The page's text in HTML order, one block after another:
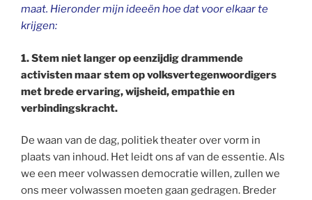
maat. Hieronder mijn ideeën hoe dat voor elkaar te
krijgen:
1. Stem niet langer op eenzijdig drammende
activisten maar stem op volksvertegenwoordigers
met brede ervaring, wijsheid, empathie en
verbindingskracht.
De waan van de dag, politiek theater over vorm in
plaats van inhoud. Het leidt ons af van de essentie. Als
we een meer volwassen democratie willen, zullen we
ons meer volwassen moeten gaan gedragen. Breder